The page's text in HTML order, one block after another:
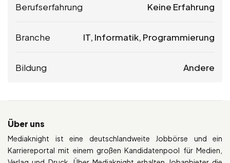
Berufserfahrung Keine Erfahrung
Branche IT, Informatik, Programmierung
Bildung Andere
Über uns
Mediaknight ist eine deutschlandweite Jobbörse und ein
Karriereportal mit einem großen Kandidatenpool für Medien,